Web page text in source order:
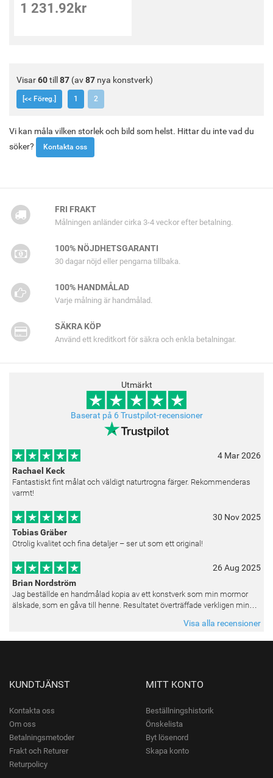
1 231.92 kr
Visar60till 87 (av87 nya konstverk)
[<< Föreg.] 1 2
Vi kan måla vilken storlek och bild som helst. Hittar du inte vad du
söker?
Kontakta oss
FRI FRAKT
Målningen anländer cirka 3-4 veckor efter betalning.
100% NÖJDHETSGARANTI
30 dagar nöjd eller pengarna tillbaka.
100% HANDMÅLAD
Varje målning är handmålad.
SÄKRA KÖP
Använd ett kreditkort för säkra och enkla betalningar.
Utmärkt
Baserat på 6 Trustpilot-recensioner
4 Mar 2026
Rachael Keck
Fantastiskt fint målat och väldigt naturtrogna färger. Rekommenderas
varmt!
30 Nov 2025
Tobias Gräber
Otrolig kvalitet och fina detaljer – ser ut som ett original!
26 Aug 2025
Brian Nordström
Jag beställde en handmålad kopia av ett konstverk som min mormor
älskade, som en gåva till henne. Resultatet överträffade verkligen mina
Visa alla recensioner
KUNDTJÄNST
Kontakta oss
Om oss
Betalningsmetoder
Frakt och Returer
Returpolicy
MITT KONTO
Beställningshistorik
Önskelista
Byt lösenord
Skapa konto